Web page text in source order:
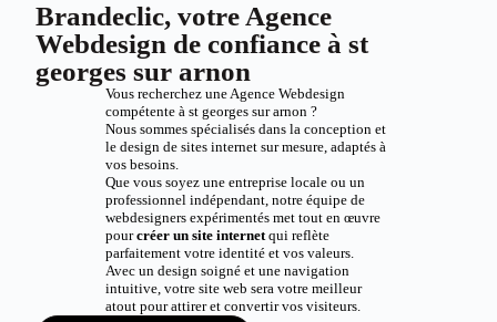
Brandeclic, votre Agence
Webdesign de confiance à st
georges sur arnon
Vous recherchez une Agence Webdesign
compétente à st georges sur arnon ?
Nous sommes spécialisés dans la conception et
le design de sites internet sur mesure, adaptés à
vos besoins.
Que vous soyez une entreprise locale ou un
professionnel indépendant, notre équipe de
webdesigners expérimentés met tout en œuvre
pourcréer un site internetqui reflète
parfaitement votre identité et vos valeurs.
Avec un design soigné et une navigation
intuitive, votre site web sera votre meilleur
atout pour attirer et convertir vos visiteurs.